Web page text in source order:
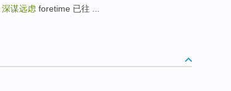
深谋远虑 foretime 已往 ...